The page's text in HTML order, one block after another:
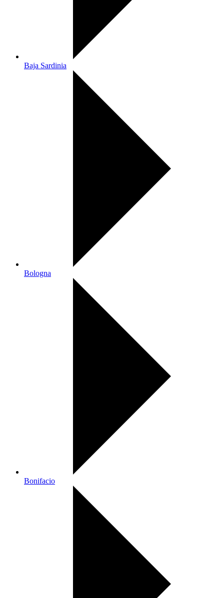
Baja Sardinia
Bologna
Bonifacio